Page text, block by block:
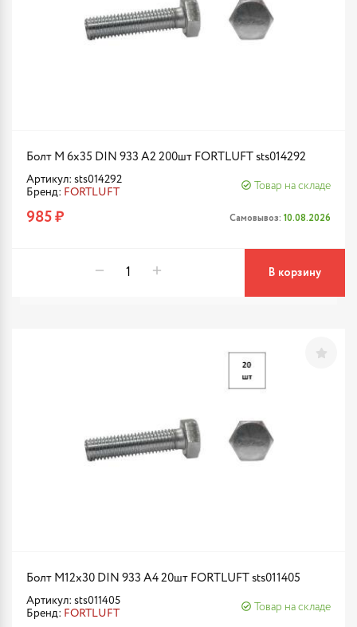
Болт М 6х35 DIN 933 A2 200шт FORTLUFT sts014292
Артикул: sts014292
Бренд: FORTLUFT
Товар на складе
985 ₽ Самовывоз: 10.08.2026
В корзину
Болт М12х30 DIN 933 A4 20шт FORTLUFT sts011405
Артикул: sts011405
Бренд: FORTLUFT
Товар на складе